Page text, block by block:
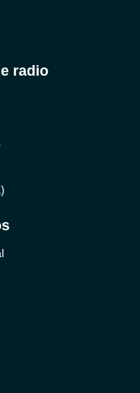
radio